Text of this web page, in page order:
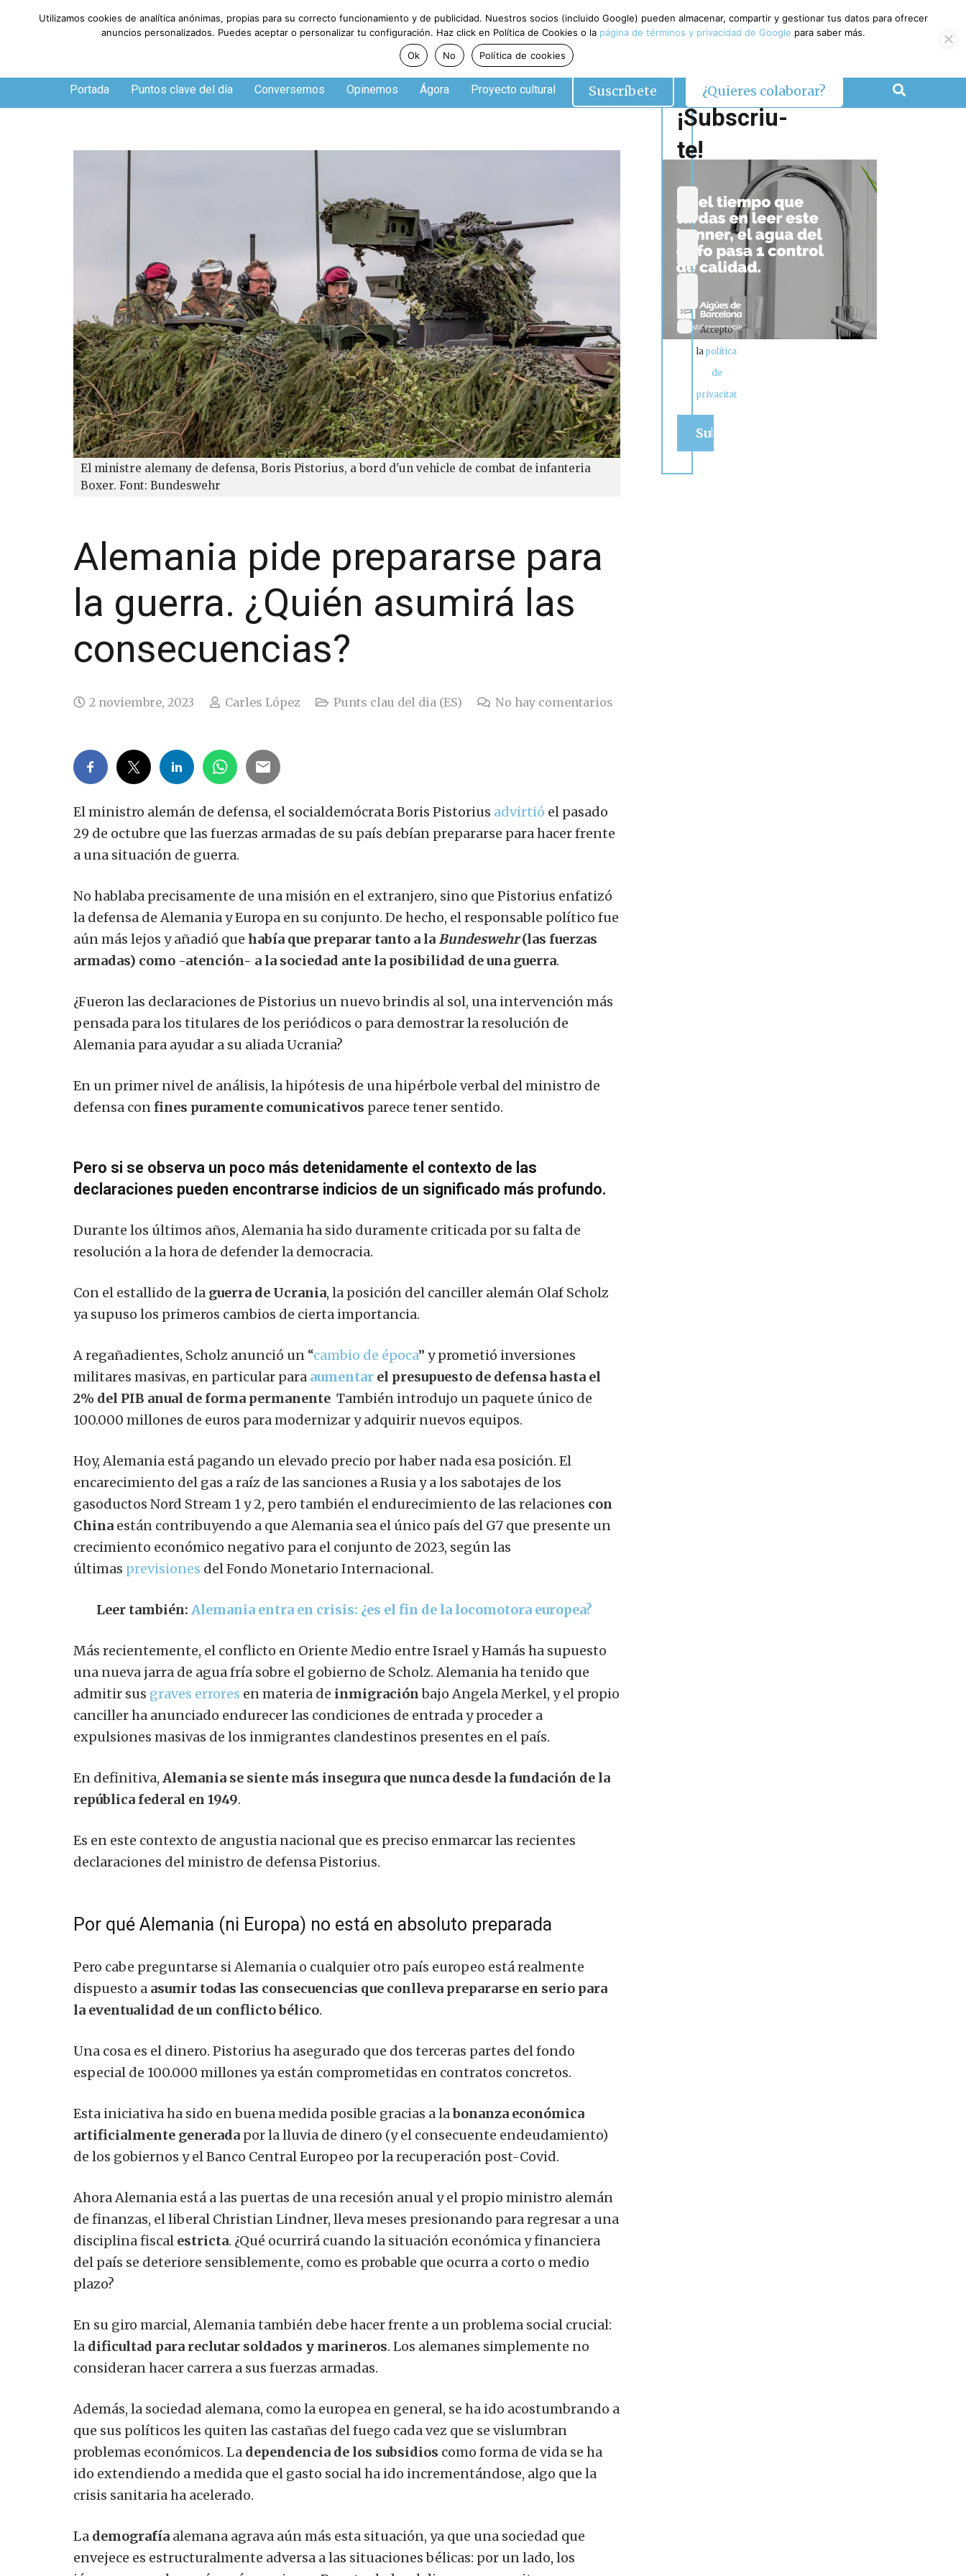
Jueves, 6 de agosto de 2026
Portada Puntos clave del día Conversemos Opinemos Ágora Proyecto cultural Suscríbete ¿Quieres colaborar?
El ministre alemany de defensa, Boris Pistorius, a bord d'un vehicle de combat de infanteria
Boxer. Font: Bundeswehr
Alemania pide prepararse para
la guerra. ¿Quién asumirá las
consecuencias?
2 noviembre, 2023 Carles López Punts clau del dia (ES) No hay comentarios
El ministro alemán de defensa, el socialdemócrata Boris Pistorius advirtió el pasado
29 de octubre que las fuerzas armadas de su país debían prepararse para hacer frente
a una situación de guerra.
No hablaba precisamente de una misión en el extranjero, sino que Pistorius enfatizó
la defensa de Alemania y Europa en su conjunto. De hecho, el responsable político fue
aún más lejos y añadió que había que preparar tanto a laBundeswehr(las fuerzas
armadas) como -atención- a la sociedad ante la posibilidad de una guerra.
¿Fueron las declaraciones de Pistorius un nuevo brindis al sol, una intervención más
pensada para los titulares de los periódicos o para demostrar la resolución de
Alemania para ayudar a su aliada Ucrania?
En un primer nivel de análisis, la hipótesis de una hipérbole verbal del ministro de
defensa confines puramente comunicativos parece tener sentido.
Pero si se observa un poco más detenidamente el contexto de las
declaraciones pueden encontrarse indicios de un significado más profundo.
Durante los últimos años, Alemania ha sido duramente criticada por su falta de
resolución a la hora de defender la democracia.
Con el estallido de la guerra de Ucrania, la posición del canciller alemán Olaf Scholz
ya supuso los primeros cambios de cierta importancia.
A regañadientes, Scholz anunció un “cambio de época” y prometió inversiones
militares masivas, en particular para aumentar el presupuesto de defensa hasta el
2% del PIB anual de forma permanente También introdujo un paquete único de
100.000 millones de euros para modernizar y adquirir nuevos equipos.
Hoy, Alemania está pagando un elevado precio por haber nada esa posición. El
encarecimiento del gas a raíz de las sanciones a Rusia y a los sabotajes de los
gasoductos Nord Stream 1 y 2, pero también el endurecimiento de las relaciones con
China están contribuyendo a que Alemania sea el único país del G7 que presente un
crecimiento económico negativo para el conjunto de 2023, según las
últimas previsiones del Fondo Monetario Internacional.
Leer también: Alemania entra en crisis: ¿es el fin de la locomotora europea?
Más recientemente, el conflicto en Oriente Medio entre Israel y Hamás ha supuesto
una nueva jarra de agua fría sobre el gobierno de Scholz. Alemania ha tenido que
admitir sus graves errores en materia de inmigraciónbajo Angela Merkel, y el propio
canciller ha anunciado endurecer las condiciones de entrada y proceder a
expulsiones masivas de los inmigrantes clandestinos presentes en el país.
En definitiva, Alemania se siente más insegura que nunca desde la fundación de la
república federal en 1949.
Es en este contexto de angustia nacional que es preciso enmarcar las recientes
declaraciones del ministro de defensa Pistorius.
Por qué Alemania (ni Europa) no está en absoluto preparada
Pero cabe preguntarse si Alemania o cualquier otro país europeo está realmente
dispuesto a asumir todas las consecuencias que conlleva prepararse en serio para
la eventualidad de un conflicto bélico.
Una cosa es el dinero. Pistorius ha asegurado que dos terceras partes del fondo
especial de 100.000 millones ya están comprometidas en contratos concretos.
Esta iniciativa ha sido en buena medida posible gracias a labonanza económica
artificialmente generada por la lluvia de dinero (y el consecuente endeudamiento)
de los gobiernos y el Banco Central Europeo por la recuperación post-Covid.
Ahora Alemania está a las puertas de una recesión anual y el propio ministro alemán
de finanzas, el liberal Christian Lindner, lleva meses presionando para regresar a una
disciplina fiscal estricta. ¿Qué ocurrirá cuando la situación económica y financiera
del país se deteriore sensiblemente, como es probable que ocurra a corto o medio
plazo?
En su giro marcial, Alemania también debe hacer frente a un problema social crucial:
la dificultad para reclutar soldados y marineros. Los alemanes simplemente no
consideran hacer carrera a sus fuerzas armadas.
Además, la sociedad alemana, como la europea en general, se ha ido acostumbrando a
que sus políticos les quiten las castañas del fuego cada vez que se vislumbran
problemas económicos. La dependencia de los subsidios como forma de vida se ha
ido extendiendo a medida que el gasto social ha ido incrementándose, algo que la
crisis sanitaria ha acelerado.
La demografía alemana agrava aún más esta situación, ya que una sociedad que
envejece es estructuralmente adversa a las situaciones bélicas: por un lado, los
¡Subscriu-
te!
Accepto
lapolítica
de
privacitat
Utilizamos cookies de analítica anónimas, propias para su correcto funcionamiento y de publicidad. Nuestros socios (incluido Google) pueden almacenar, compartir y gestionar tus datos para ofrecer
anuncios personalizados. Puedes aceptar o personalizar tu configuración. Haz click en Política de Cookies o la página de términos y privacidad de Google para saber más.
Ok
No Política de cookies